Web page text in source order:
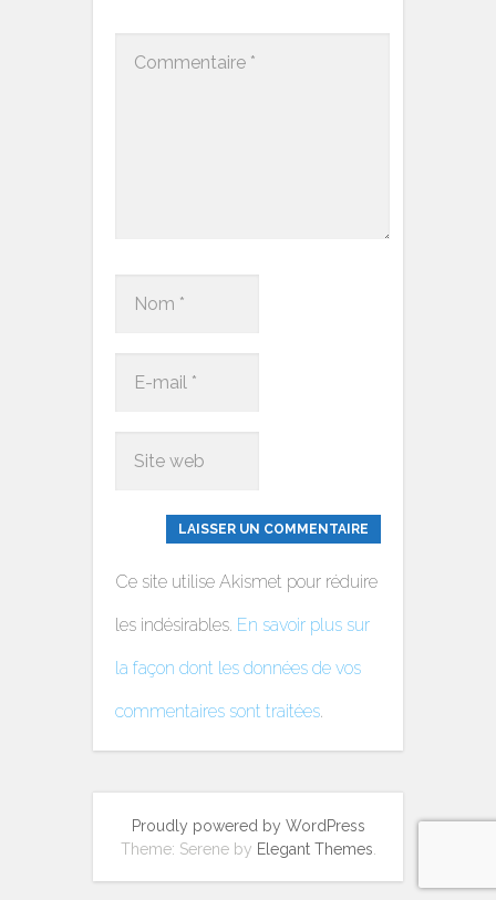
Ce site utilise Akismet pour réduire
les indésirables. En savoir plus sur
la façon dont les données de vos
commentaires sont traitées.
Proudly powered by WordPress
Theme: Serene by Elegant Themes